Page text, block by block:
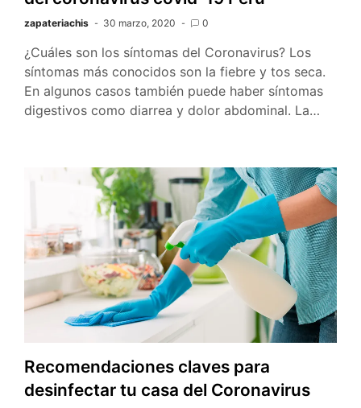
zapateriachis 30 marzo, 2020 0
¿Cuáles son los síntomas del Coronavirus? Los
síntomas más conocidos son la fiebre y tos seca.
En algunos casos también puede haber síntomas
digestivos como diarrea y dolor abdominal. La…
Recomendaciones claves para
desinfectar tu casa del Coronavirus